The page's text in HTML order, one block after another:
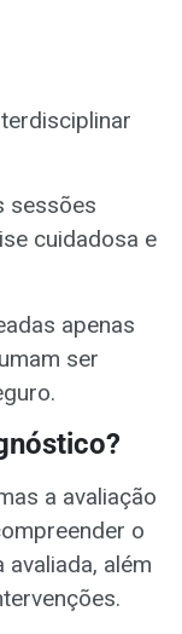
sessões
cuidadosa e
apenas
ser
a avaliação
o
além